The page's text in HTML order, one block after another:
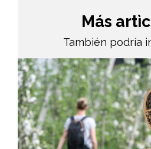
Más
También podría